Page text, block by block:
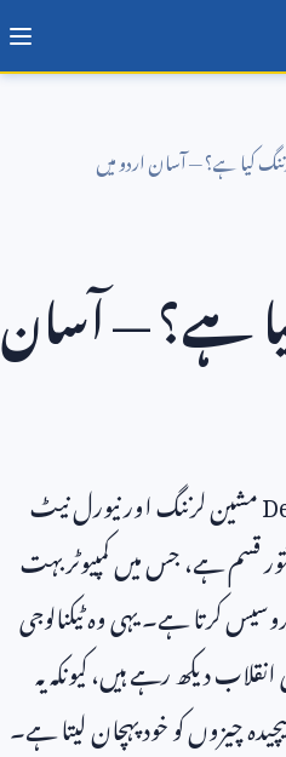
کیا ہے؟ — آسان اردو میں
ہے؟ — آسان
مشین لرننگ اور نیورل نیٹ
قسم ہے، جس میں کمپیوٹر بہت
کرتا ہے۔ یہی وہ ٹیکنالوجی
دیکھ رہے ہیں، کیونکہ یہ
چیزوں کو خود پہچان لیتا ہے۔